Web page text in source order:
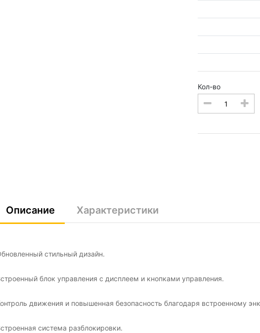
Кол-во
Описание Характеристики
стильный дизайн.
блок управления с дисплеем и кнопками управления.
движения и повышенная безопасность благодаря встроенному
система разблокировки.